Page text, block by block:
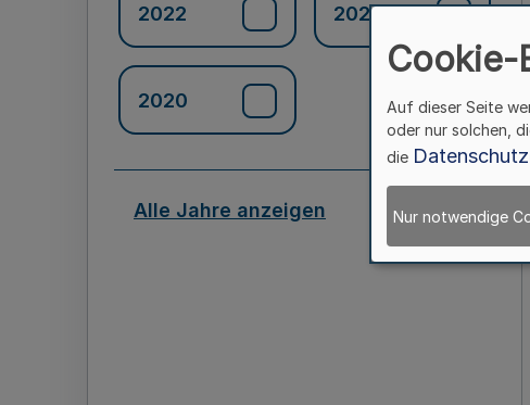
2022 2021
2020
Alle Jahre anzeigen
Cookie-
Auf dieser Seite
oder nur solchen,
die
Nur notwendige